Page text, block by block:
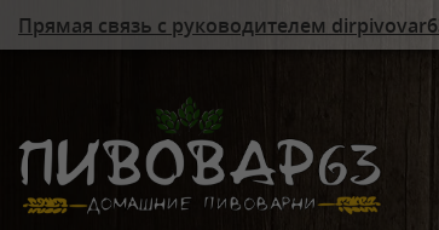
Прямая связь с руководителем